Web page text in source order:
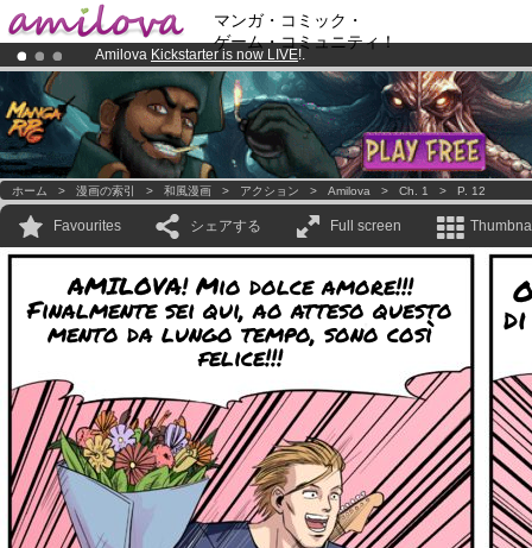
マンガ・コミック・
ゲーム・コミュニティ！
Amilova Kickstarter is now LIVE!.
Already 100000membersand 1000comics & mangas!.
Premium membership from3.95 euros per month !Get membership
ホーム > 漫画の索引 > 和風漫画 > アクション > Amilova > Ch. 1 > P. 12
Favourites シェアする Full screen
AMILOVA! Mio dolce amore!!!
Finalmente sei qui, ao atteso questo
mento da lungo tempo, sono così
felice!!!